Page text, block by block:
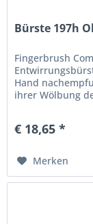
Bürste 197h
Fingerbrush
Hand
ihrer Wölbung
€ 18,65 *
Merken